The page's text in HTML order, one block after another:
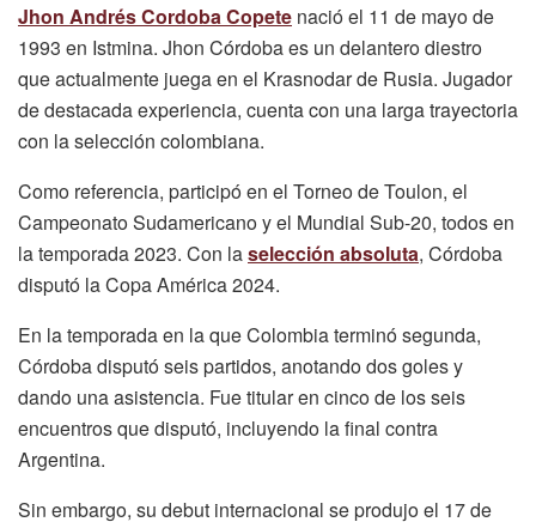
Jhon Andrés Cordoba Copete nació el 11 de mayo de
1993 en Istmina. Jhon Córdoba es un delantero diestro
que actualmente juega en el Krasnodar de Rusia. Jugador
de destacada experiencia, cuenta con una larga trayectoria
con la selección colombiana.
Como referencia, participó en el Torneo de Toulon, el
Campeonato Sudamericano y el Mundial Sub-20, todos en
la temporada 2023. Con laselección absoluta, Córdoba
disputó la Copa América 2024.
En la temporada en la que Colombia terminó segunda,
Córdoba disputó seis partidos, anotando dos goles y
dando una asistencia. Fue titular en cinco de los seis
encuentros que disputó, incluyendo la final contra
Argentina.
Sin embargo, su debut internacional se produjo el 17 de